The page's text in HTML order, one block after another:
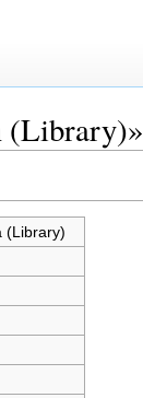
(Library)»
(Library)